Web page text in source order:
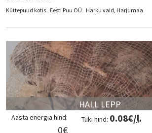
Küttepuud kotis Eesti Puu OÜ Harku vald, Harjumaa
HALL LEPP
Tüki hind: 0.08€/l.
Aasta energia hind:
0€